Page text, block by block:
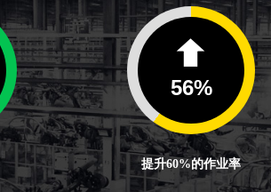
60%
提升60%的作业率